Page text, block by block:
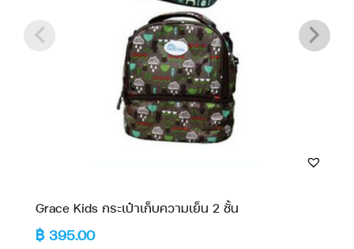
Grace Kids กระเป๋าเก็บความเย็น 2 ชั้น
฿ 395.00